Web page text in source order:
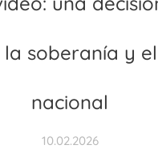
soberanía y
nacional
10.02.2026